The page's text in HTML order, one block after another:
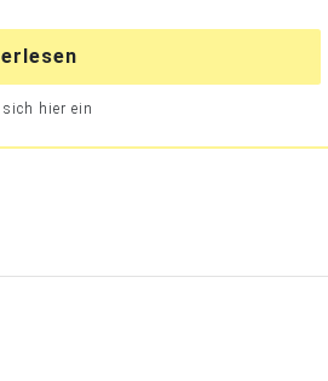
sich hier ein